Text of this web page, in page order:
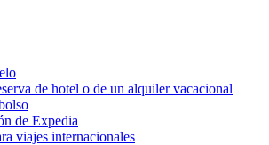
de hotel o de un alquiler vacacional
de Expedia
viajes internacionales